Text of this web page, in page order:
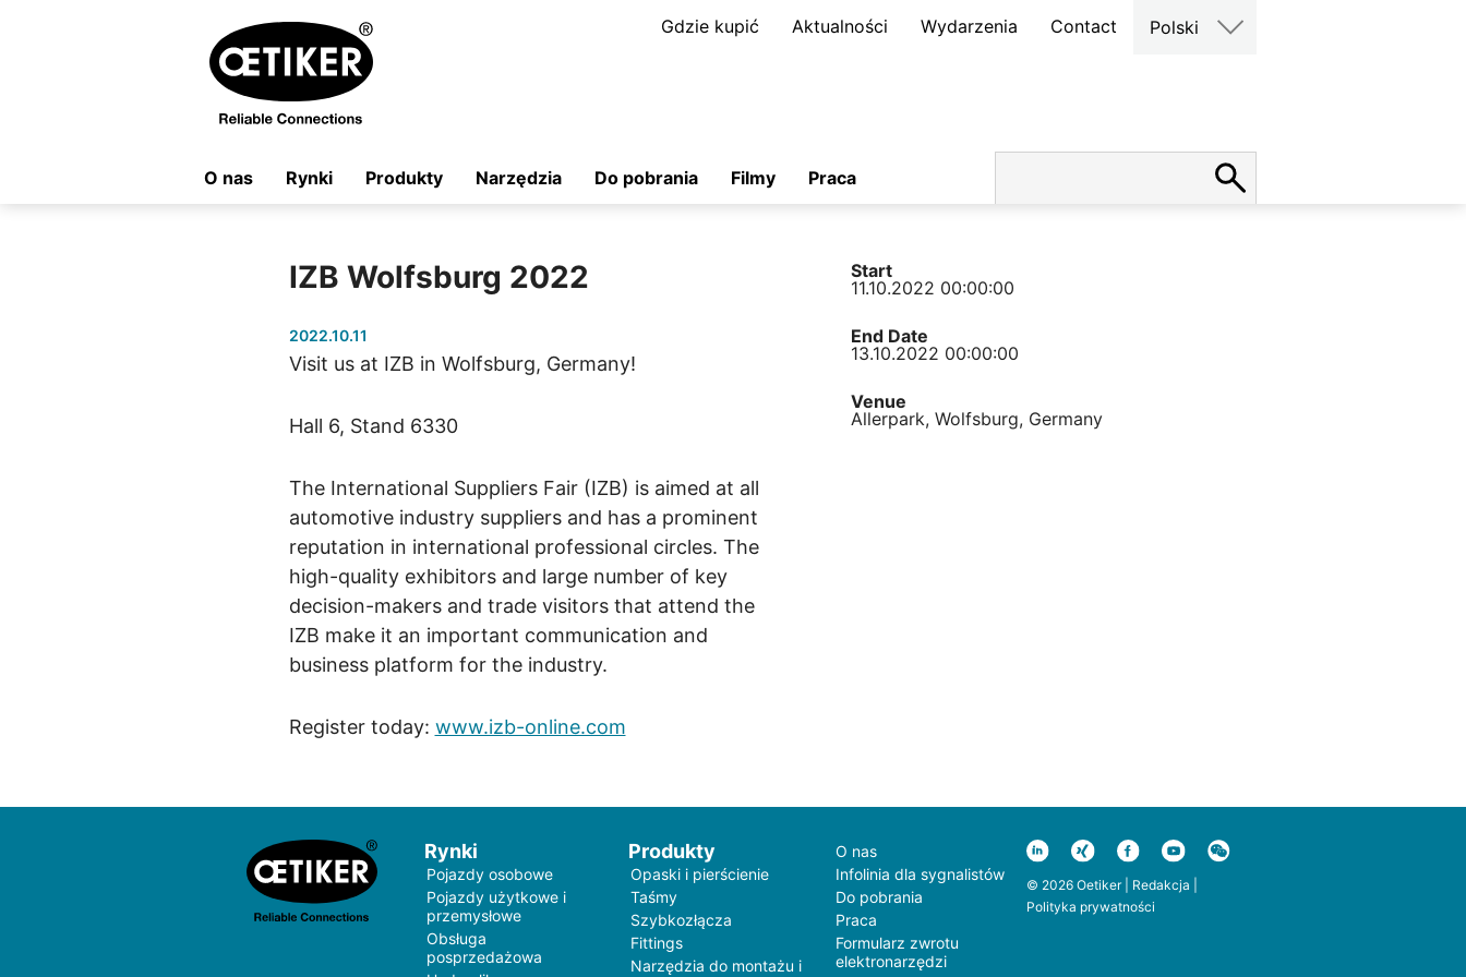
Gdzie kupić Aktualności Wydarzenia Contact Polski
O nas Rynki Produkty Narzędzia Do pobrania Filmy Praca
IZB Wolfsburg 2022
2022.10.11
Visit us at IZB in Wolfsburg, Germany!
Hall 6, Stand 6330
The International Suppliers Fair (IZB) is aimed at all
automotive industry suppliers and has a prominent
reputation in international professional circles. The
high-quality exhibitors and large number of key
decision-makers and trade visitors that attend the
IZB make it an important communication and
business platform for the industry.
Register today: www.izb-online.com
Start
11.10.2022 00:00:00
End Date
13.10.2022 00:00:00
Venue
Allerpark, Wolfsburg, Germany
Rynki
Pojazdy osobowe
Pojazdy użytkowe i
przemysłowe
Obsługa
posprzedażowa
Produkty
Opaski i pierścienie
Taśmy
Szybkozłącza
Fittings
Narzędzia do montażu i
O nas
Infolinia dla sygnalistów
Do pobrania
Praca
Formularz zwrotu
elektronarzędzi
© 2026 Oetiker | Redakcja
Polityka prywatności